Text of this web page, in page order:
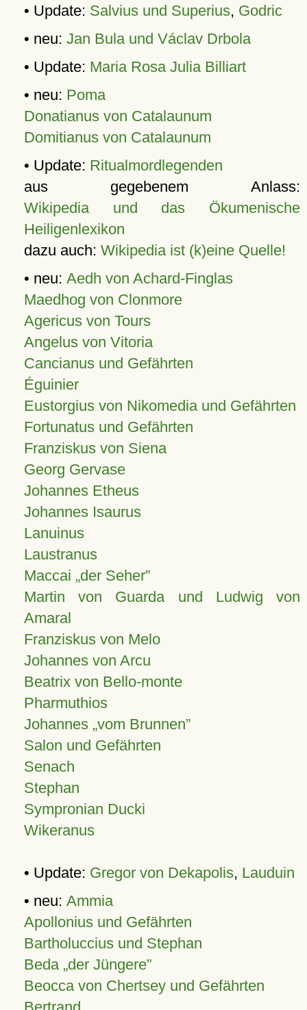
• Update: Salvius und Superius, Godric
• neu: Jan Bula und Václav Drbola
• Update: Maria Rosa Julia Billiart
• neu: Poma
Donatianus von Catalaunum
Domitianus von Catalaunum
• Update: Ritualmordlegenden
aus gegebenem Anlass:
Wikipedia und das Ökumenische
Heiligenlexikon
dazu auch: Wikipedia ist (k)eine Quelle!
• neu: Aedh von Achard-Finglas
Maedhog von Clonmore
Agericus von Tours
Angelus von Vitoria
Cancianus und Gefährten
Éguinier
Eustorgius von Nikomedia und Gefährten
Fortunatus und Gefährten
Franziskus von Siena
Georg Gervase
Johannes Etheus
Johannes Isaurus
Lanuinus
Laustranus
Maccai „der Seher”
Martin von Guarda und Ludwig von
Amaral
Franziskus von Melo
Johannes von Arcu
Beatrix von Bello-monte
Pharmuthios
Johannes vom Brunnen
Salon und Gefährten
Senach
Stephan
Sympronian Ducki
Wikeranus
• Update: Gregor von Dekapolis, Lauduin
• neu: Ammia
Apollonius und Gefährten
Bartholuccius und Stephan
Beda „der Jüngere”
Beocca von Chertsey und Gefährten